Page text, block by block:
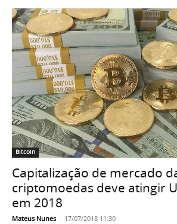
Bitcoin
Capitalização de mercado
criptomoedas deve atingir
em 2018
Mateus Nunes - 17/07/2018 11:30